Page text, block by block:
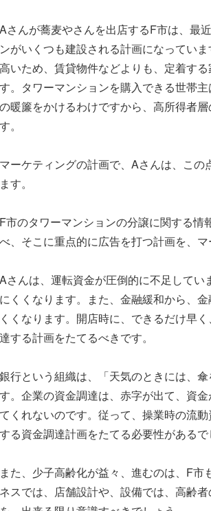
Aさんが蕎麦やさんを出店するF市は、最
ンがいくつも建設される計画になってい
高いため、賃貸物件などよりも、定着す
す。タワーマンションを購入できる世帯
の暖簾をかけるわけですから、高所得者
す。
マーケティングの計画で、Aさんは、こ
ます。
F市のタワーマンションの分譲に関する
べ、そこに重点的に広告を打つ計画を、
Aさんは、運転資金が圧倒的に不足して
にくくなります。また、金融緩和から、
くくなります。開店時に、できるだけ早
達する計画をたてるべきです。
銀行という組織は、「天気のときには、
す。企業の資金調達は、赤字が出て、資
てくれないのです。従って、操業時の流
する資金調達計画をたてる必要性があるで
また、少子高齢化が益々、進むのは、F
ネスでは、店舗設計や、設備では、高齢